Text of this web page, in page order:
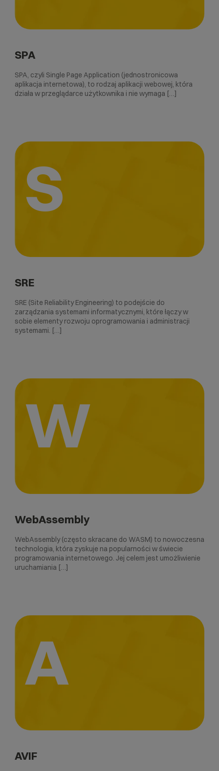
SPA
SPA, czyli Single Page Application (jednostronicowa
aplikacja internetowa), to rodzaj aplikacji webowej, która
działa w przeglądarce użytkownika i nie wymaga […]
S
SRE
SRE (Site Reliability Engineering) to podejście do
zarządzania systemami informatycznymi, które łączy w
sobie elementy rozwoju oprogramowania i administracji
systemami. […]
W
WebAssembly
WebAssembly (często skracane do WASM) to nowoczesna
technologia, która zyskuje na popularności w świecie
programowania internetowego. Jej celem jest umożliwienie
uruchamiania […]
A
AVIF